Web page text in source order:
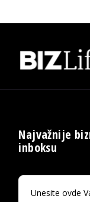
Najvažnije
inboksu